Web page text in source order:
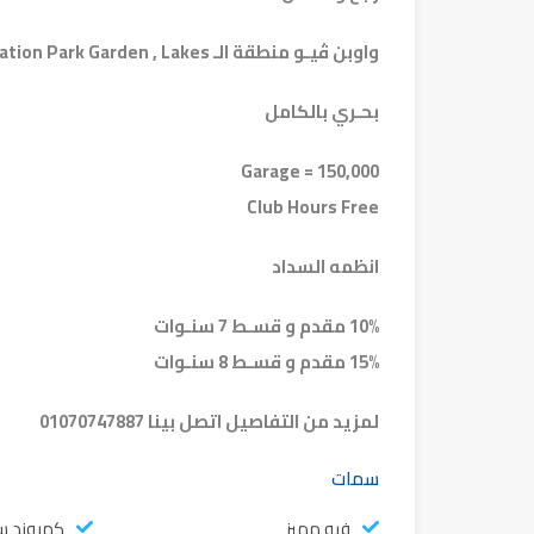
واوبن ڤيـو منطقة الـ Meditation Park Garden , Lakes
بحـري بالكامل
Garage = 150,000
Club Hours Free
انظمه السداد
10% مقدم و قسـط 7 سنـوات
15% مقدم و قسـط 8 سنـوات
لمزيد من التفاصيل اتصل بينا 01070747887
سمات